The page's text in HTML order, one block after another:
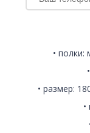
• полки:
• размер: